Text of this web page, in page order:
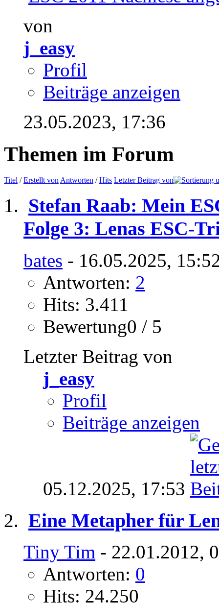
von
j_easy
Profil
Beiträge anzeigen
23.05.2023, 17:36
Themen im Forum
Titel /Erstellt von Antworten /Hits Letzter Beitrag von
Stefan Raab: Mein
Folge 3: Lenas ESC-
bates - 16.05.2025,
Antworten: 2
Hits: 3.411
Bewertung0 / 5
Letzter Beitrag von
j_easy
Profil
Beiträge anzeigen
05.12.2025, 17:53
Eine Metapher für
Tiny Tim - 22.01.2012,
Antworten: 0
Hits: 24.250